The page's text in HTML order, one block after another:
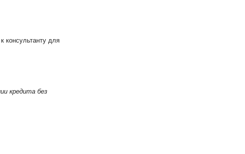
консультанту для
кредита без